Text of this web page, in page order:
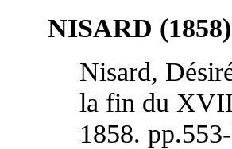
NISARD (1858)
Nisard,
la fin du
1858.